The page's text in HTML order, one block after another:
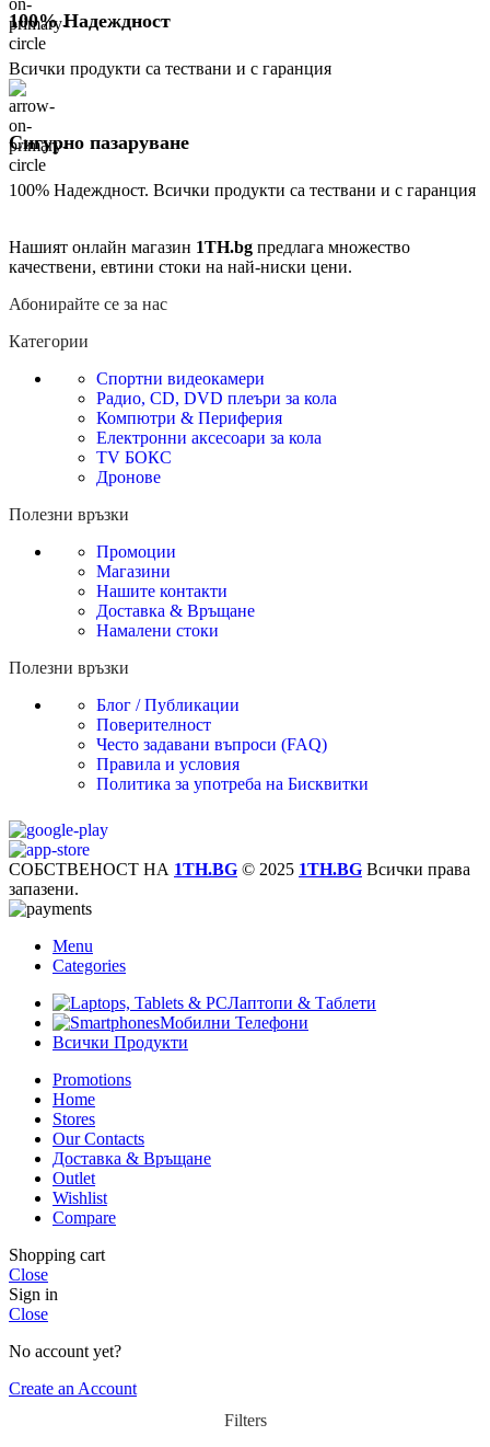
100% Надеждност
Всички продукти са тествани и с гаранция
Сигурно пазаруване
100% Надеждност. Всички продукти са тествани и с гаранция
Нашият онлайн магазин 1TH.bg предлага множество
качествени, евтини стоки на най-ниски цени.
Абонирайте се за нас
Категории
Спортни видеокамери
Радио, CD, DVD плеъри за кола
Компютри & Периферия
Електронни аксесоари за кола
TV БОКС
Дронове
Полезни връзки
Промоции
Магазини
Нашите контакти
Доставка & Връщане
Намалени стоки
Полезни връзки
Блог / Публикации
Поверителност
Често задавани въпроси (FAQ)
Правила и условия
Политика за употреба на Бисквитки
СОБСТВЕНОСТ НА 1TH.BG © 2025 1TH.BG Всички права
запазени.
Menu
Categories
Лаптопи & Таблети
Мобилни Телефони
Всички Продукти
Promotions
Home
Stores
Our Contacts
Доставка & Връщане
Outlet
Wishlist
Compare
Shopping cart
Close
Sign in
Close
No account yet?
Create an Account
Filters